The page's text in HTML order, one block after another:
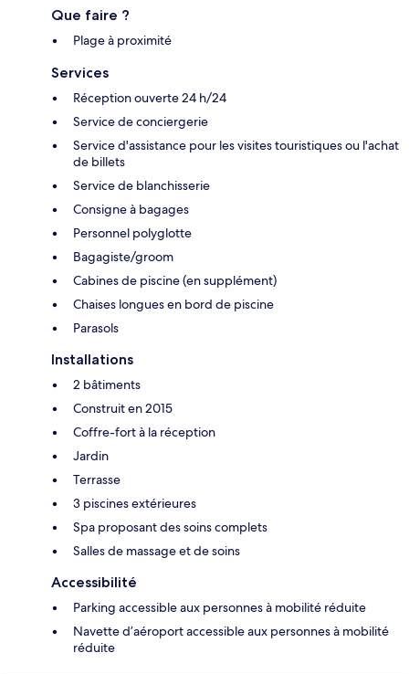
Que faire ?
Plage à proximité
Services
Réception ouverte 24 h/24
Service de conciergerie
Service d'assistance pour les visites touristiques ou l'achat
de billets
Service de blanchisserie
Consigne à bagages
Personnel polyglotte
Bagagiste/groom
Cabines de piscine (en supplément)
Chaises longues en bord de piscine
Parasols
Installations
2 bâtiments
Construit en 2015
Coffre-fort à la réception
Jardin
Terrasse
3 piscines extérieures
Spa proposant des soins complets
Salles de massage et de soins
Accessibilité
Parking accessible aux personnes à mobilité réduite
Navette d’aéroport accessible aux personnes à mobilité
réduite